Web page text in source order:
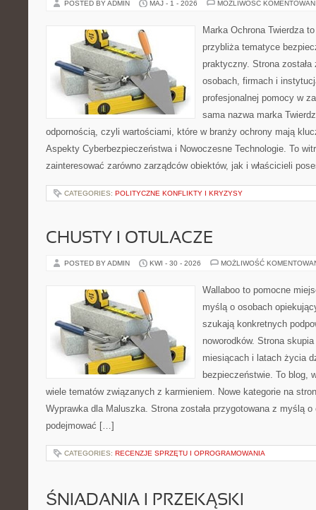
POSTED BY ADMIN MAJ - 1 - 2026 MOŻLIWOŚĆ
Marka Ochrona Twierdza
przybliża tematyce
praktyczny. Strona
osobach, firmach i
profesjonalnej pomocy w
sama nazwa marka
odpornością, czyli wartościami, które w branży ochrony mają
Aspekty Cyberbezpieczeństwa i Nowoczesne Technologie. To
zainteresować zarówno zarządców obiektów, jak i właścicieli
CATEGORIES: POLITYCZNE KONFLIKTY I KRYZYSY
CHUSTY I OTULACZE
POSTED BY ADMIN KWI - 30 - 2026 MOŻLIWOŚĆ
Wallaboo to pomocne
myślą o osobach
szukają konkretnych
noworodków. Strona
miesiącach i latach życia
bezpieczeństwie. To blog,
wiele tematów związanych z karmieniem. Nowe kategorie na
Wyprawka dla Maluszka. Strona została przygotowana z myślą
podejmować […]
CATEGORIES: RECENZJE SPRZĘTU I OPROGRAMOWANIA
ŚNIADANIA I PRZEKĄSKI